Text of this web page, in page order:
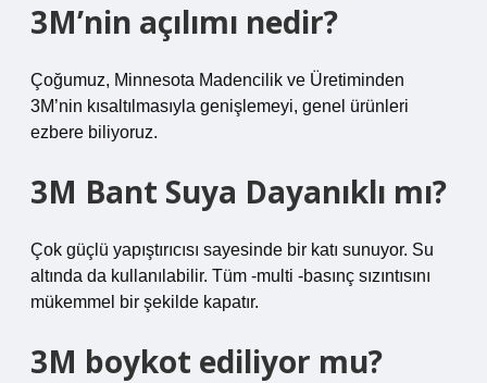
3M’nin açılımı nedir?
Çoğumuz, Minnesota Madencilik ve Üretiminden
3M’nin kısaltılmasıyla genişlemeyi, genel ürünleri
ezbere biliyoruz.
3M Bant Suya Dayanıklı mı?
Çok güçlü yapıştırıcısı sayesinde bir katı sunuyor. Su
altında da kullanılabilir. Tüm -multi -basınç sızıntısını
mükemmel bir şekilde kapatır.
3M boykot ediliyor mu?